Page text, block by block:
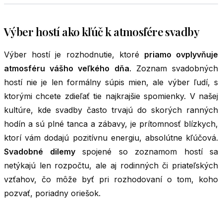
Výber hostí ako kľúč k atmosfére svadby
Výber hostí je rozhodnutie, ktoré priamo ovplyvňuje
atmosféru vášho veľkého dňa. Zoznam svadobných
hostí nie je len formálny súpis mien, ale výber ľudí, s
ktorými chcete zdieľať tie najkrajšie spomienky. V našej
kultúre, kde svadby často trvajú do skorých ranných
hodín a sú plné tanca a zábavy, je prítomnosť blízkych,
ktorí vám dodajú pozitívnu energiu, absolútne kľúčová.
Svadobné dilemyspojené so zoznamom hostí sa
netýkajú len rozpočtu, ale aj rodinných či priateľských
vzťahov, čo môže byť pri rozhodovaní o tom, koho
pozvať, poriadny oriešok.